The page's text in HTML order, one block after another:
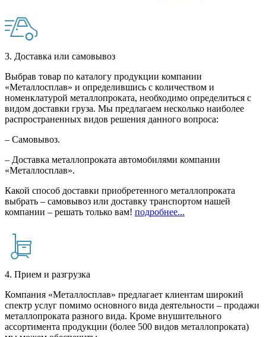
3. Доставка или самовывоз
Выбрав товар по каталогу продукции компании
«Металлосплав» и определившись с количеством и
номенклатурой металлопроката, необходимо определиться с
видом доставки груза. Мы предлагаем несколько наиболее
распространенных видов решения данного вопроса:
– Самовывоз.
– Доставка металлопроката автомобилями компании
«Металлосплав».
Какой способ доставки приобретенного металлопроката
выбрать – самовывоз или доставку транспортом нашей
компании – решать только вам! подробнее...
4. Прием и разгрузка
Компания «Металлосплав» предлагает клиентам широкий
спектр услуг помимо основного вида деятельности – продажи
металлопроката разного вида. Кроме внушительного
ассортимента продукции (более 500 видов металлопроката)